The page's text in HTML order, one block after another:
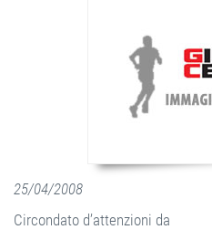
25/04/2008
Circondato d’attenzioni da